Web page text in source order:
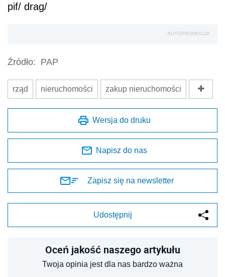
pif/ drag/
AUTOPROMOCJA
Źródło: PAP
rząd nieruchomości zakup nieruchomości
Wersja do druku
Napisz do nas
Zapisz się na newsletter
Udostępnij
Oceń jakość naszego artykułu
Twoja opinia jest dla nas bardzo ważna